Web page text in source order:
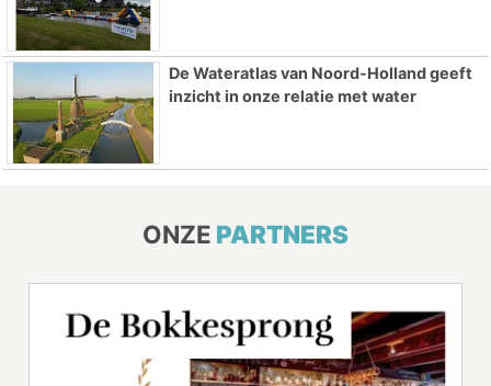
De Wateratlas van Noord-Holland geeft
inzicht in onze relatie met water
ONZE PARTNERS